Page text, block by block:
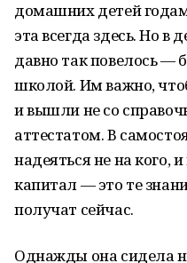
домашних детей
эта всегда здесь. Но в
давно так повелось —
школой. Им важно,
и вышли не со
аттестатом. В
надеяться не на кого,
капитал — это те
получат сейчас.
Однажды она сидела